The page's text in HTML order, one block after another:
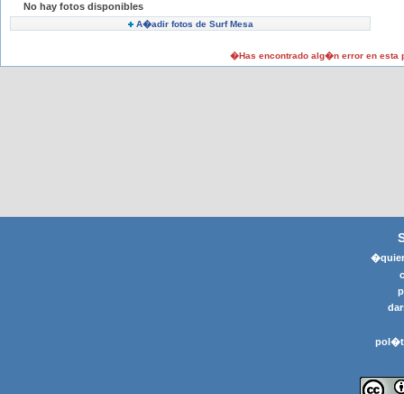
No hay fotos disponibles
A�adir fotos de Surf Mesa
�Has encontrado alg�n error en esta